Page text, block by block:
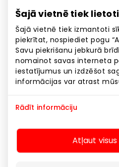
Šajā vietnē tiek
Šajā vietnē tiek izmantoti
piekrītat, nospiediet pogu
Savu piekrišanu jebkurā
nomainot savas interneta
iestatījumus un izdzēšot
informācijas var atrast
Rādīt informāciju
Atļaut
DORMEO HOME